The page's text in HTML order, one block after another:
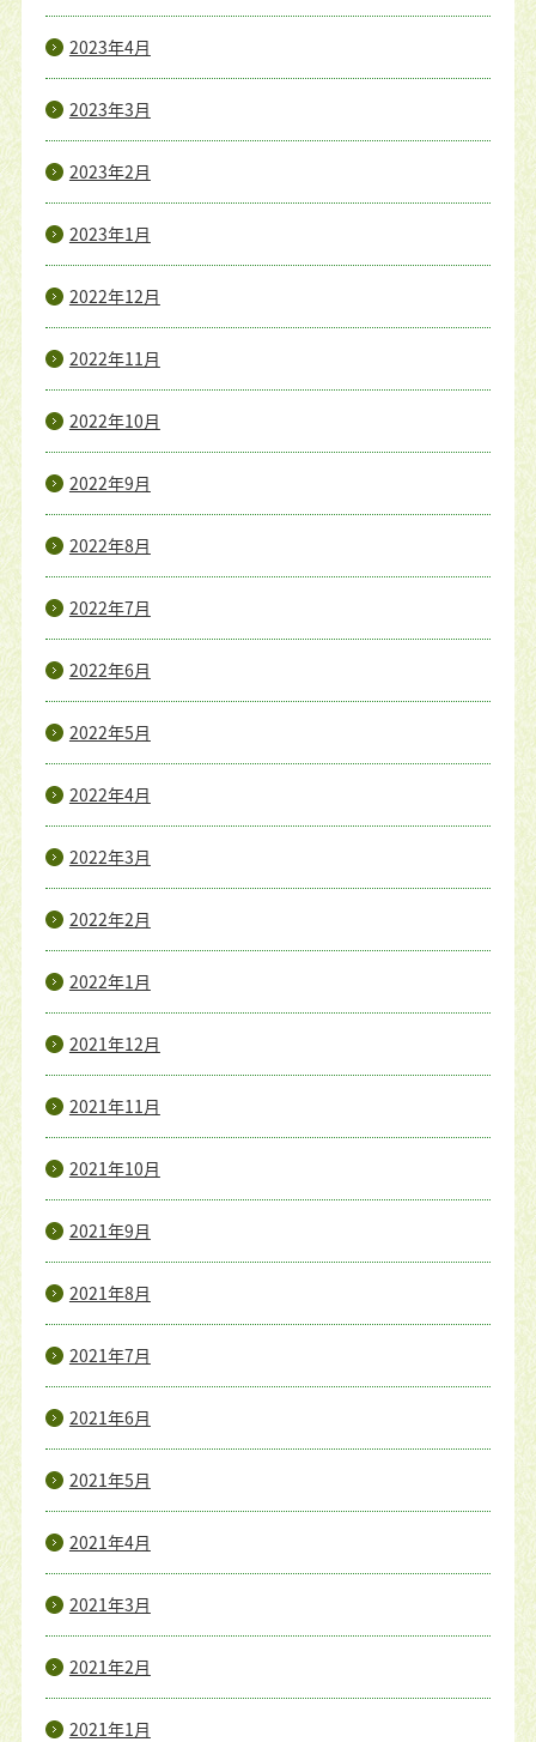
2023年4月
2023年3月
2023年2月
2023年1月
2022年12月
2022年11月
2022年10月
2022年9月
2022年8月
2022年7月
2022年6月
2022年5月
2022年4月
2022年3月
2022年2月
2022年1月
2021年12月
2021年11月
2021年10月
2021年9月
2021年8月
2021年7月
2021年6月
2021年5月
2021年4月
2021年3月
2021年2月
2021年1月